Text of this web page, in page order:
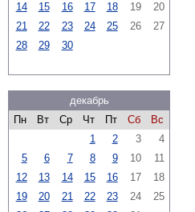
14
15 16 17 18 19
20
21
22 23 24 25 26
27
28
29 30
декабрь
Пн
Вт Ср Чт Пт Сб
Вс
1
2 3
4
5
6 7 8 9 10
11
12
13 14 15 16 17
18
19
20 21 22 23 24
25